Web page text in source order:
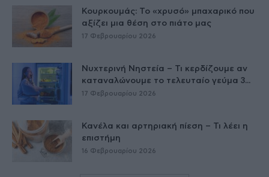
Κουρκουμάς: Το «χρυσό» μπαχαρικό που
αξίζει μια θέση στο πιάτο μας
17 Φεβρουαρίου 2026
Νυχτερινή Νηστεία – Τι κερδίζουμε αν
καταναλώνουμε το τελευταίο γεύμα 3...
17 Φεβρουαρίου 2026
Κανέλα και αρτηριακή πίεση – Τι λέει η
επιστήμη
16 Φεβρουαρίου 2026